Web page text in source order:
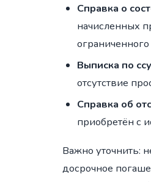
Справка о
начисленных
Выписка по
отсутствие
Справка об
приобретён с
Важно уточнить:
досрочное